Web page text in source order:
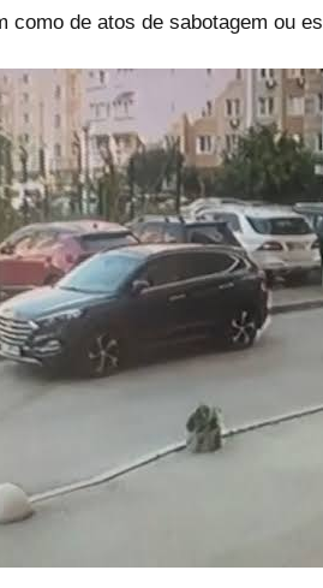
como de atos de sabotagem ou